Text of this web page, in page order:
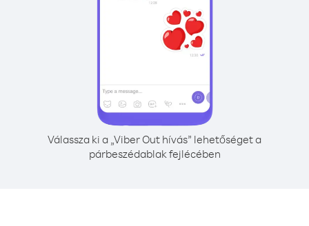
Válassza ki a „Viber Out hívás” lehetőséget a
párbeszédablak fejlécében